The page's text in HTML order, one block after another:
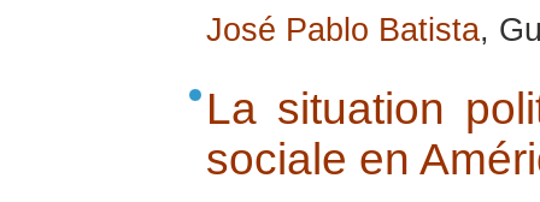
José Pablo Batista,
La situation
sociale en